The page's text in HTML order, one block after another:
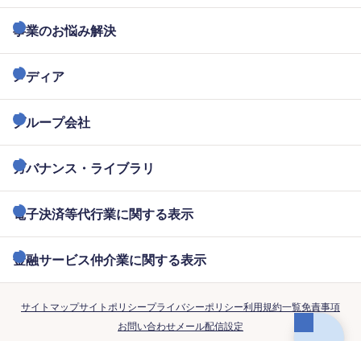
事業のお悩み解決
メディア
グループ会社
ガバナンス・ライブラリ
電子決済等代行業に関する表示
金融サービス仲介業に関する表示
サイトマップサイトポリシープライバシーポリシー利用規約一覧免責事項
お問い合わせメール配信設定